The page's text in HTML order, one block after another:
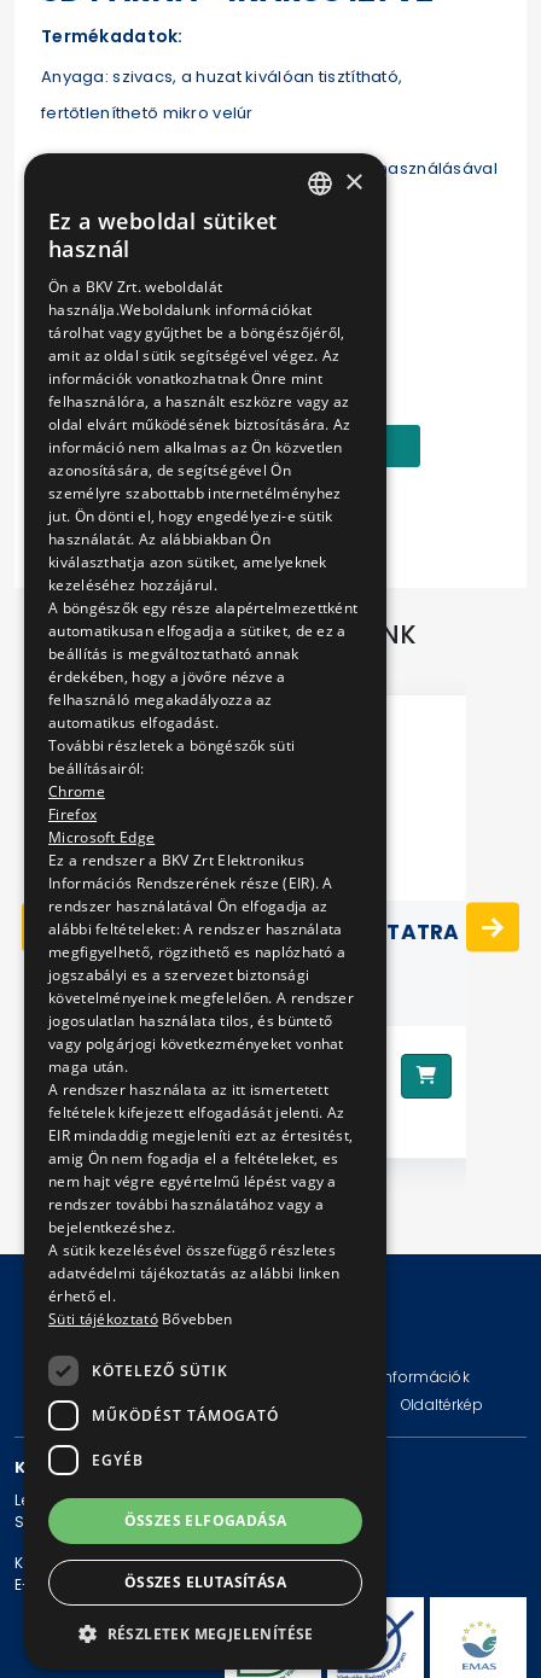
Termékadatok:
Anyaga: szivacs, a huzat kiválóan tisztítható,
fertőtleníthető mikro velúr
Anti allergén, környezetbarát festékek felhasználásával
Hossza: 43 cm
Ár:
8290 Ft
Kosárba
TOVÁBBI AJÁNLATAINK
KITŰZŐ (KEREK) VILLAMOS TATRA
Ár:
Impresszum Jogi nyilatkozat
Technikai információk
Adatvédelmi politika és tájékoztatások
Oldaltérkép
KAPCSOLAT
Levelezési cím: 1980 Budapest, Pf. 11.
Székhely: 1980 Budapest, Akácfa u. 15.
Központi telefonszám: + 36 1 461-65-00
E-mail cím: bkv@bkv.hu
×
Ez a weboldal sütiket
használ
Ön a BKV Zrt. weboldalát
használja.Weboldalunk információkat
tárolhat vagy gyűjthet be a böngészőjéről,
amit az oldal sütik segítségével végez. Az
információk vonatkozhatnak Önre mint
felhasználóra, a használt eszközre vagy az
oldal elvárt működésének biztosítására. Az
információ nem alkalmas az Ön közvetlen
azonosítására, de segítségével Ön
személyre szabottabb internetélményhez
jut. Ön dönti el, hogy engedélyezi-e sütik
használatát. Az alábbiakban Ön
kiválaszthatja azon sütiket, amelyeknek
kezeléséhez hozzájárul.
A böngészők egy része alapértelmezettként
automatikusan elfogadja a sütiket, de ez a
beállítás is megváltoztatható annak
érdekében, hogy a jövőre nézve a
felhasználó megakadályozza az
automatikus elfogadást.
További részletek a böngészők süti
beállításairól:
Chrome
Firefox
Microsoft Edge
Ez a rendszer a BKV Zrt Elektronikus
Információs Rendszerének része (EIR). A
rendszer használatával Ön elfogadja az
alábbi feltételeket: A rendszer használata
megfigyelhető, rögzithető es naplózható a
jogszabályi es a szervezet biztonsági
követelményeinek megfelelően. A rendszer
jogosulatlan használata tilos, és büntető
vagy polgárjogi következményeket vonhat
maga után.
A rendszer használata az itt ismertetett
feltételek kifejezett elfogadását jelenti. Az
EIR mindaddig megjeleníti ezt az értesitést,
amig Ön nem fogadja el a feltételeket, es
nem hajt végre egyértelmű lépést vagy a
rendszer további használatához vagy a
bejelentkezéshez.
A sütik kezelésével összefüggő részletes
adatvédelmi tájékoztatás az alábbi linken
érhető el.
Süti tájékoztató Bővebben
KÖTELEZŐ SÜTIK
MŰKÖDÉST TÁMOGATÓ
EGYÉB
ÖSSZES ELFOGADÁSA
ÖSSZES ELUTASÍTÁSA
RÉSZLETEK MEGJELENÍTÉSE